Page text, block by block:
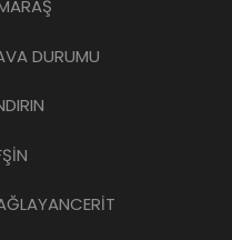
DURUMU